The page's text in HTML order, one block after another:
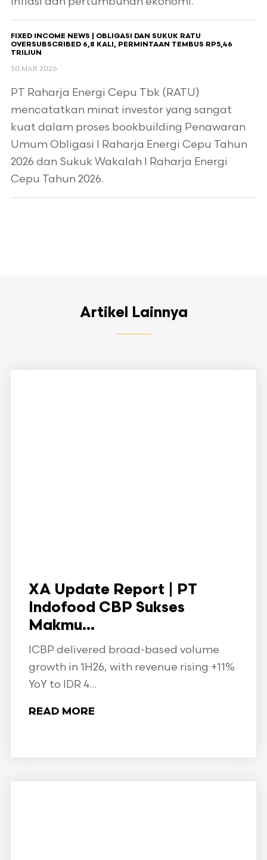
FIXED INCOME NEWS | OBLIGASI DAN SUKUK RATU
OVERSUBSCRIBED 6,8 KALI, PERMINTAAN TEMBUS RP5,46
TRILIUN
30 MAR 2026
PT Raharja Energi Cepu Tbk (RATU)
mencatatkan minat investor yang sangat
kuat dalam proses bookbuilding Penawaran
Umum Obligasi I Raharja Energi Cepu Tahun
2026 dan Sukuk Wakalah I Raharja Energi
Cepu Tahun 2026.
Artikel Lainnya
XA Update Report | PT
Indofood CBP Sukses
Makmu...
ICBP delivered broad-based volume
growth in 1H26, with revenue rising +11%
YoY to IDR 4...
READ MORE